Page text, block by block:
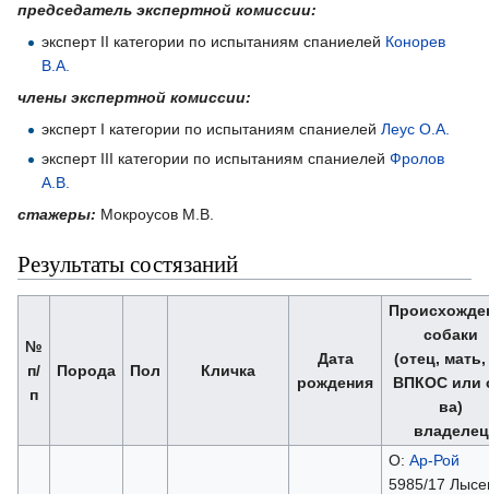
председатель экспертной комиссии:
эксперт II категории по испытаниям спаниелей Конорев
В.А.
члены экспертной комиссии:
эксперт I категории по испытаниям спаниелейЛеус О.А.
эксперт III категории по испытаниям спаниелейФролов
А.В.
стажеры: Мокроусов М.В.
Результаты состязаний
№
п/
п
Порода Пол Кличка
Дата
рождения
собаки
(отец,
ВПКОС или
ва)
владелец
О: Ар-Рой
5985/17